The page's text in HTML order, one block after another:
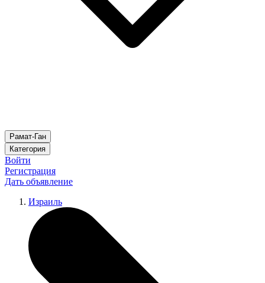
Рамат-Ган
Категория
Войти
Регистрация
Дать объявление
Израиль